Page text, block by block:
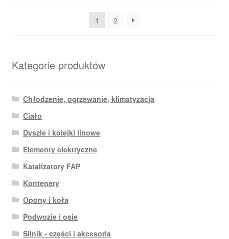
1
2
Kategorie produktów
Chłodzenie, ogrzewanie, klimatyzacja
Ciało
Dyszle i kolejki linowe
Elementy elektryczne
Katalizatory FAP
Kontenery
Opony i koła
Podwozie i osie
Silnik - części i akcesoria